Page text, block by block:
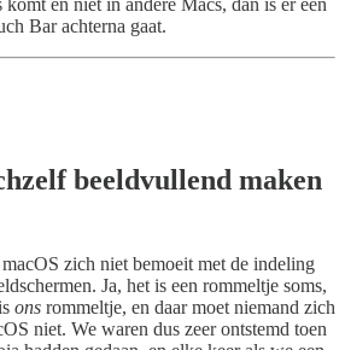
Bar achterna gaat.
beeldvullend maken
zich niet bemoeit met de indeling
Ja, het is een rommeltje soms,
ons rommeltje, en daar moet niemand zich
niet. We waren dus zeer ontstemd toen